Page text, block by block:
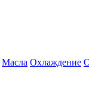
Масла Охлаждение